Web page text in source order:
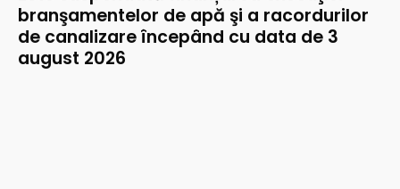
branşamentelor de apă şi a racordurilor
de canalizare începând cu data de 3
august 2026